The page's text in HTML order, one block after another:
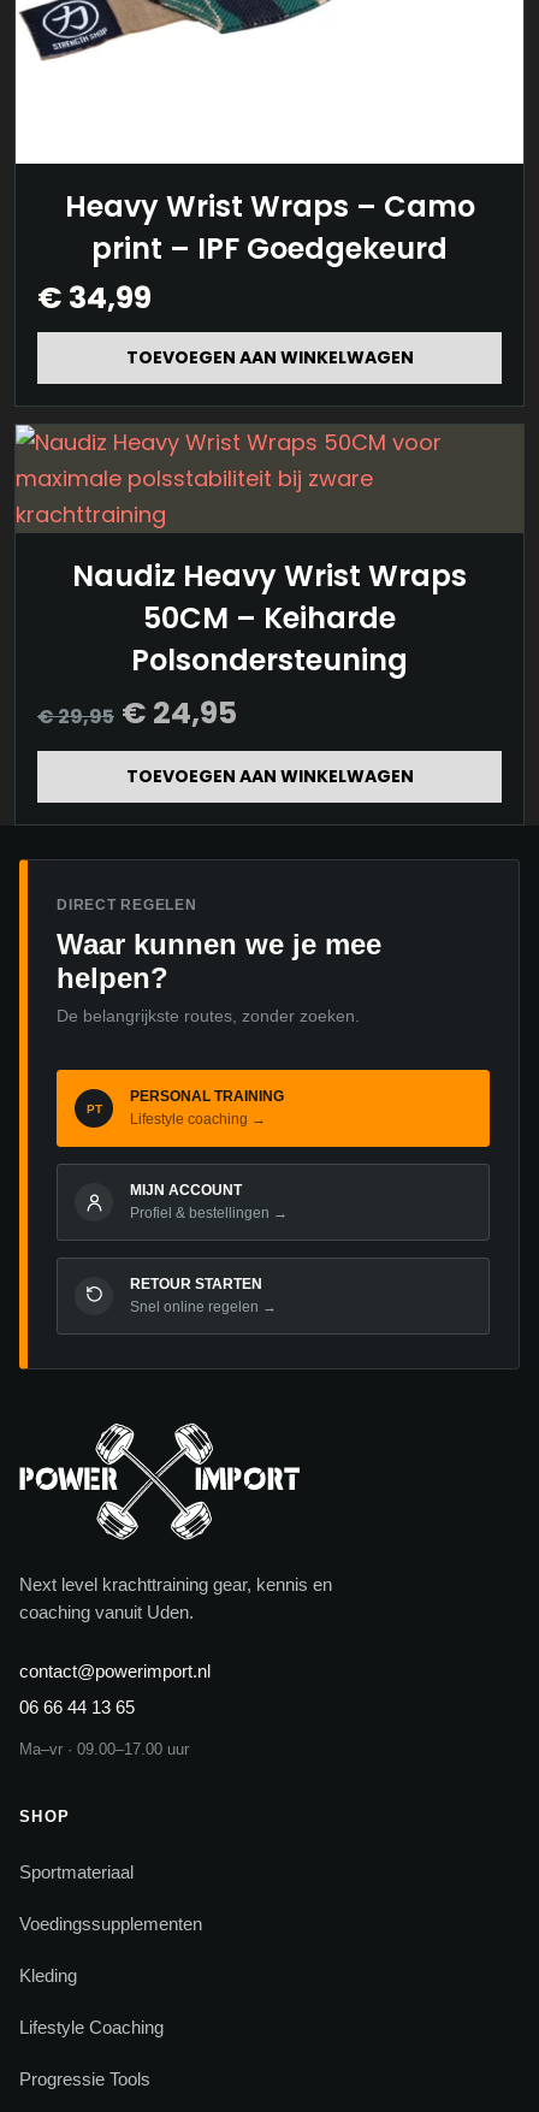
Heavy Wrist Wraps – Camo
print – IPF Goedgekeurd
€ 34,99
TOEVOEGEN AAN WINKELWAGEN
Naudiz Heavy Wrist Wraps
50CM – Keiharde
Polsondersteuning
€29,95
Oorspronkelijke
prijs
€ 29,95.
€ 24,95
Huidige
prijs
€ 24,95.
TOEVOEGEN AAN WINKELWAGEN
DIRECT REGELEN
Waar kunnen we je mee
helpen?
De belangrijkste routes, zonder zoeken.
PT
PERSONAL TRAINING
Lifestyle coaching →
MIJN ACCOUNT
Profiel & bestellingen →
RETOUR STARTEN
Snel online regelen →
Next level krachttraining gear, kennis en
coaching vanuit Uden.
contact@powerimport.nl
06 66 44 13 65
Ma–vr · 09.00–17.00 uur
SHOP
Sportmateriaal
Voedingssupplementen
Kleding
Lifestyle Coaching
Progressie Tools